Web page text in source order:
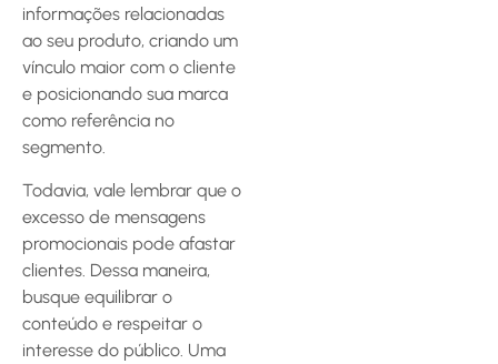
informações relacionadas
ao seu produto, criando um
vínculo maior com o cliente
e posicionando sua marca
como referência no
segmento.
Todavia, vale lembrar que o
excesso de mensagens
promocionais pode afastar
clientes. Dessa maneira,
busque equilibrar o
conteúdo e respeitar o
interesse do público. Uma